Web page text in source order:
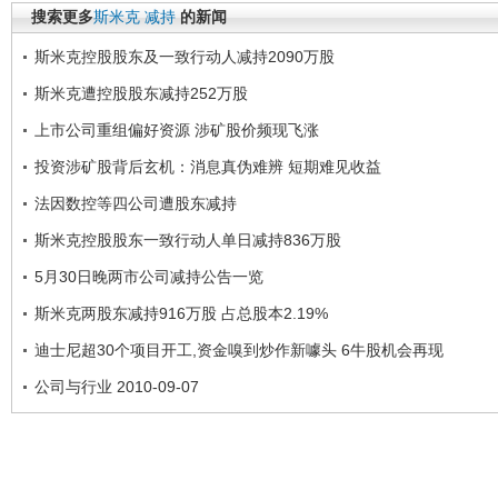
搜索更多斯米克 减持 的新闻
斯米克控股股东及一致行动人减持2090万股
斯米克遭控股股东减持252万股
上市公司重组偏好资源 涉矿股价频现飞涨
投资涉矿股背后玄机：消息真伪难辨 短期难见收益
法因数控等四公司遭股东减持
斯米克控股股东一致行动人单日减持836万股
5月30日晚两市公司减持公告一览
斯米克两股东减持916万股 占总股本2.19%
迪士尼超30个项目开工,资金嗅到炒作新噱头 6牛股机会再现
公司与行业 2010-09-07